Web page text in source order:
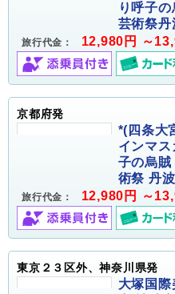
り呼子
芸術祭丹
旅行代金： 12,980円 ～
京都府発
*(四条大
インマ
子の烏
術祭 丹
旅行代金： 12,980円 ～
東京２３区外、神奈川県発
大塚国